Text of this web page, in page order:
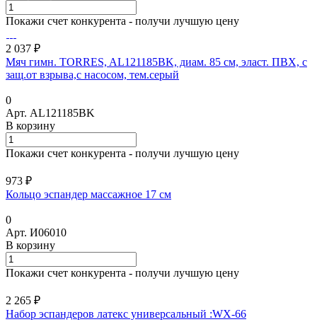
Покажи счет конкурента - получи лучшую цену
2 037 ₽
Мяч гимн. TORRES, AL121185BK, диам. 85 см, эласт. ПВХ, с
защ.от взрыва,с насосом, тем.серый
0
Арт. AL121185BK
В корзину
Покажи счет конкурента - получи лучшую цену
973 ₽
Кольцо эспандер массажное 17 см
0
Арт. И06010
В корзину
Покажи счет конкурента - получи лучшую цену
2 265 ₽
Набор эспандеров латекс универсальный :WX-66